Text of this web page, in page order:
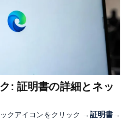
: 証明書の詳細とネッ
クアイコンをクリック → 証明書→